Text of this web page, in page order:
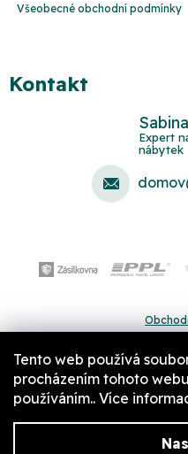
Tento web používá
procházením tohoto
používáním.. Více
Všeobecné obchodní podmínky
Kontakt
domov
Pravidla a